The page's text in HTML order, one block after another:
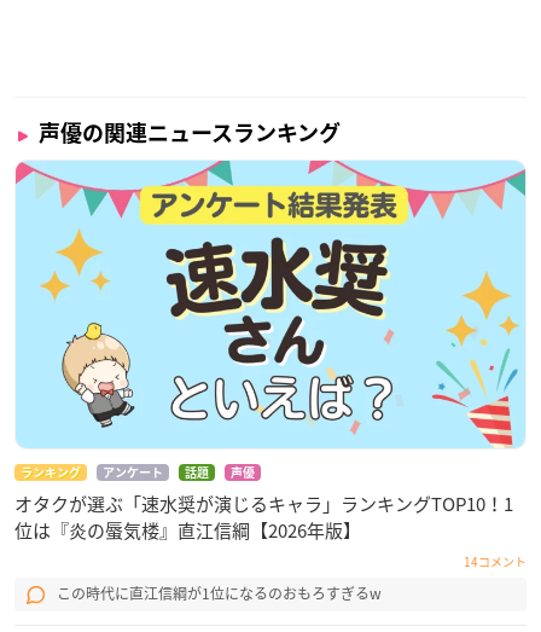
3,300円（税込）
【収録曲】
01 壊れかけのRadio（徳永英明） Vo. 佐々木望
03 君がいるだけで（米米CLUB） Vo. 野島健児
声優の関連ニュースランキング
ランキング アンケート 話題 声優
オタクが選ぶ「速水奨が演じるキャラ」ランキングTOP10！1
位は『炎の蜃気楼』直江信綱【2026年版】
14コメント
この時代に直江信綱が1位になるのおもろすぎるw